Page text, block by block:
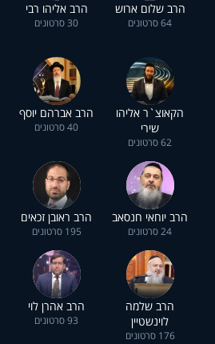
הרב שלום ארוש
64 סרטונים
הרב אליהו רבי
30 סרטונים
הקאוצ`ר אליהו
שירי
62 סרטונים
הרב אברהם יוסף
40 סרטונים
הרב יוחאי חנסאב
24 סרטונים
הרב ראובן זכאים
195 סרטונים
הרב שלמה
לוינשטיין
176 סרטונים
הרב אהרן לוי
93 סרטונים